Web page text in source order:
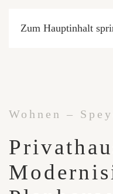
Zum Hauptinhalt
Wohnen –